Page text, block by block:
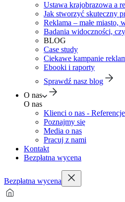
Ustawa krajobrazowa a
Jak stworzyć skuteczny
Reklama – małe miasto,
Badania widoczności,
BLOG
Case study
Ciekawe kampanie
Ebooki i raporty
Sprawdź nasz blog
O nas
O nas
Klienci o nas - Referencje
Poznajmy się
Media o nas
Pracuj z nami
Kontakt
Bezpłatna wycena
Bezpłatna wycena